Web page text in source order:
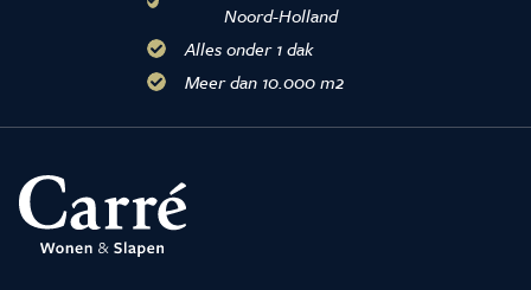
Noord-Holland
Alles onder 1 dak
Meer dan 10.000 m2